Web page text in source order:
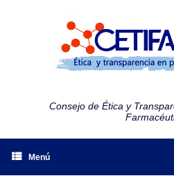
Consejo de Ética y
Menú